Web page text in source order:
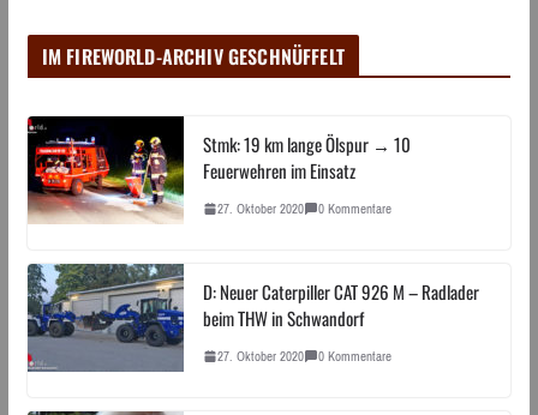
IM FIREWORLD-ARCHIV GESCHNÜFFELT
Stmk: 19 km lange Ölspur → 10
Feuerwehren im Einsatz
27. Oktober 2020 0 Kommentare
D: Neuer Caterpiller CAT 926 M – Radlader
beim THW in Schwandorf
27. Oktober 2020 0 Kommentare